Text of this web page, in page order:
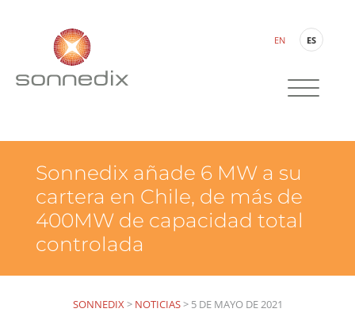
EN ES
Sonnedix añade 6 MW a su
cartera en Chile, de más de
400MW de capacidad total
controlada
SONNEDIX> NOTICIAS> 5 DE MAYO DE 2021